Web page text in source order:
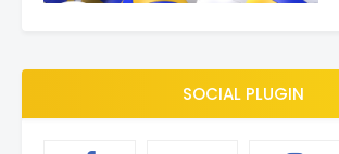
SOCIAL PLUGIN